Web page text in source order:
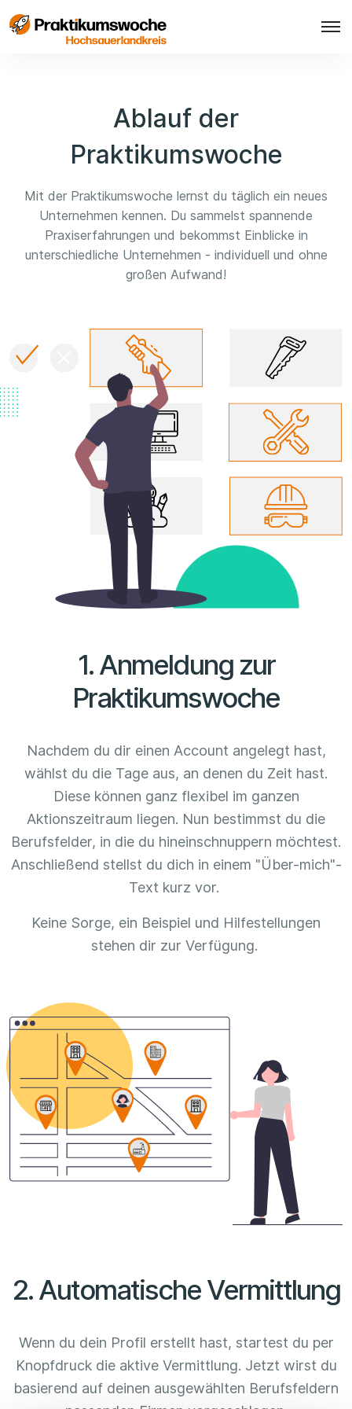
Ablauf der
Praktikumswoche
Mit der Praktikumswoche lernst du täglich ein neues
Unternehmen kennen. Du sammelst spannende
Praxiserfahrungen und bekommst Einblicke in
unterschiedliche Unternehmen - individuell und ohne
großen Aufwand!
1. Anmeldung zur
Praktikumswoche
Nachdem du dir einen Account angelegt hast,
wählst du die Tage aus, an denen du Zeit hast.
Diese können ganz flexibel im ganzen
Aktionszeitraum liegen. Nun bestimmst du die
Berufsfelder, in die du hineinschnuppern möchtest.
Anschließend stellst du dich in einem "Über-mich"-
Text kurz vor.
Keine Sorge, ein Beispiel und Hilfestellungen
stehen dir zur Verfügung.
2. Automatische Vermittlung
Wenn du dein Profil erstellt hast, startest du per
Knopfdruck die aktive Vermittlung. Jetzt wirst du
basierend auf deinen ausgewählten Berufsfeldern